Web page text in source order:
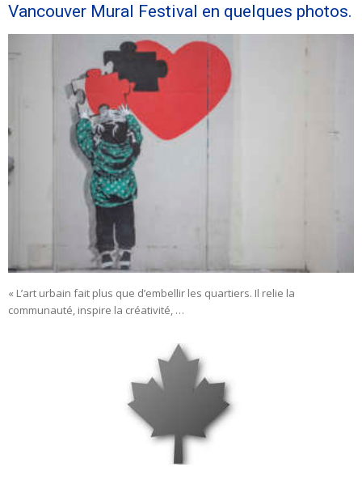
Vancouver Mural Festival en quelques photos.
« L’art urbain fait plus que d’embellir les quartiers. Il relie la
communauté, inspire la créativité, …